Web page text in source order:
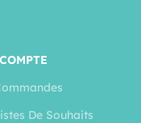
De Souhaits